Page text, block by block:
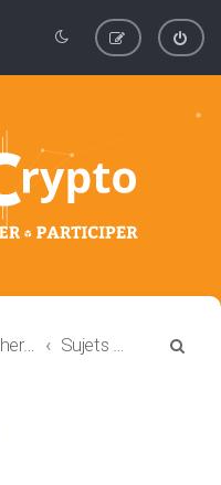
Rechercher Sujets sans réponse